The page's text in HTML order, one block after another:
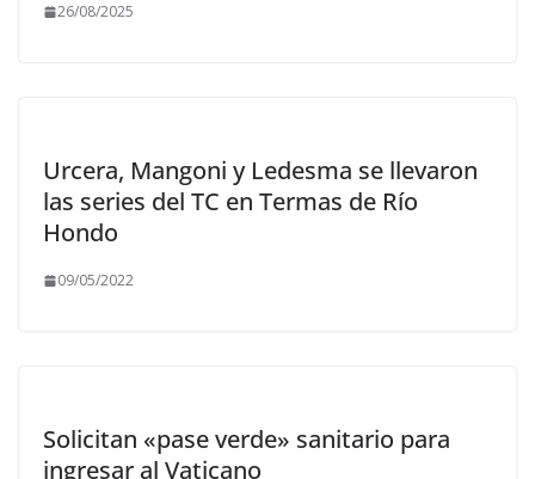
26/08/2025
Urcera, Mangoni y Ledesma se llevaron
las series del TC en Termas de Río
Hondo
09/05/2022
Solicitan «pase verde» sanitario para
ingresar al Vaticano